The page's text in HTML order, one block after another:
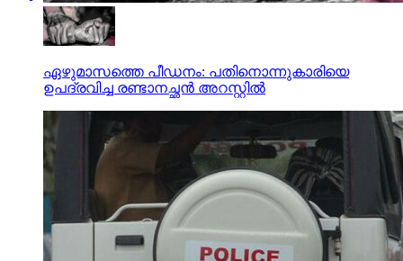
ഏഴുമാസത്തെ പീഡനം: പതിനൊന്നുകാരിയെ
ഉപദ്രവിച്ച രണ്ടാനച്ഛന്‍ അറസ്റ്റില്‍